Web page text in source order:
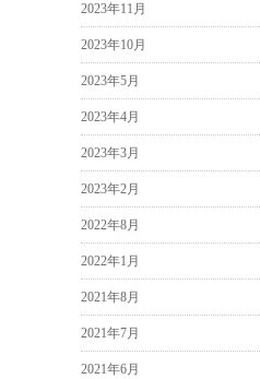
2023年11月
2023年10月
2023年5月
2023年4月
2023年3月
2023年2月
2022年8月
2022年1月
2021年8月
2021年7月
2021年6月